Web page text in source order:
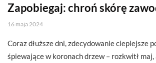
Zapobiegaj: chroń skórę
16 maja 2024
Coraz dłuższe dni, zdecydowanie cieplejsze
śpiewające w koronach drzew – rozkwitł maj,